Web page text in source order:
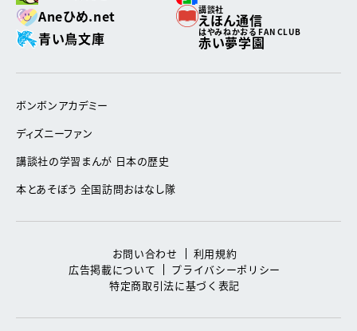
Aneひめ.net
講談社
えほん通信
青い鳥文庫
はやみねかおる FAN CLUB
赤い夢学園
ボンボンアカデミー
ディズニーファン
講談社の学習まんが 日本の歴史
本とあそぼう 全国訪問おはなし隊
お問い合わせ
利用規約
広告掲載について
プライバシーポリシー
特定商取引法に基づく表記